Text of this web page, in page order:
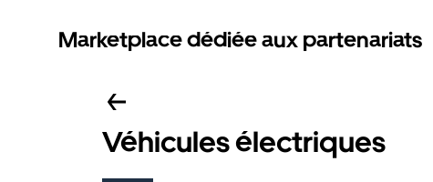
Marketplace dédiée aux partenariats
Véhicules électriques